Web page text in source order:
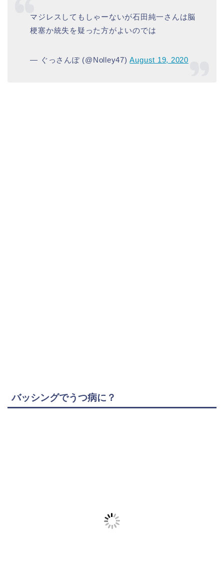
マジレスしてもしゃーないが石田純一さんは脳
梗塞か統失を疑った方がよいのでは
— ぐっさんぽ (@Nolley47)August 19, 2020
バッシングでうつ病に？